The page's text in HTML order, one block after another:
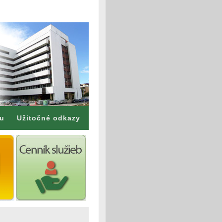
Užitočné odkazy